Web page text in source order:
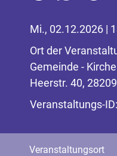
Mi., 02.12.2026 |
Ort der
Gemeinde -
Heerstr. 40,
Veranstaltungs-
Veranstaltungsort